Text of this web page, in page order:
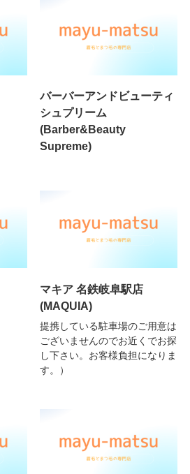
バーバーアンドビューティ
シュプリーム
(Barber&Beauty
Supreme)
マキア 名鉄岐阜駅店
(MAQUIA)
提携している駐車場のご用意は
ございませんのでお近くでお探
し下さい。お客様負担になりま
す。）